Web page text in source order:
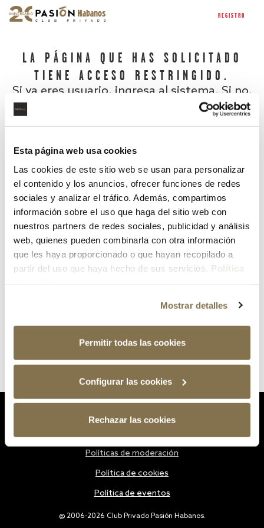
Esta página web usa cookies
Las cookies de este sitio web se usan para personalizar
el contenido y los anuncios, ofrecer funciones de redes
sociales y analizar el tráfico. Además, compartimos
información sobre el uso que haga del sitio web con
nuestros partners de redes sociales, publicidad y análisis
web, quienes pueden combinarla con otra información
que les haya proporcionado o que hayan recopilado a
partir del uso que haya hecho de sus servicios. Política
Mostrar detalles
Permitir todas las cookies
Configurar las cookies
Rechazar las cookies
REGISTRO
LA PÁGINA QUE HAS SOLICITADO
TIENE ACCESO RESTRINGIDO.
Si ya eres usuario, ingresa al sistema. Si no,
¿Has olvidado tu contraseña?
@ 2006-2026 Club Privado Pasión Habanos.
Políticas de moderación
Política de cookies
Política de eventos